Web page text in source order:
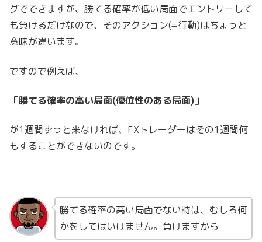
グでできますが、勝てる確率が低い局面でエントリーして
も負けるだけなので、そのアクション(=行動)はちょっと
意味が違います。
ですので例えば、
「勝てる確率の高い局面(優位性のある局面)」
が1週間ずっと来なければ、FXトレーダーはその1週間何
もすることができないのです。
勝てる確率の高い局面でない時は、むしろ何
かをしてはいけません。負けますから